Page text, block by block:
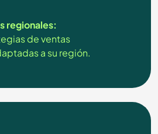
regionales:
de ventas
a su región.